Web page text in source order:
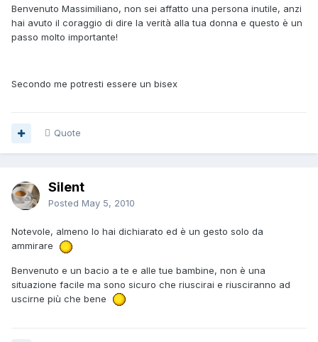
Benvenuto Massimiliano, non sei affatto una persona inutile, anzi
hai avuto il coraggio di dire la verità alla tua donna e questo è un
passo molto importante!
Secondo me potresti essere un bisex
Quote
Silent
Posted May 5, 2010
Notevole, almeno lo hai dichiarato ed è un gesto solo da
ammirare
Benvenuto e un bacio a te e alle tue bambine, non è una
situazione facile ma sono sicuro che riuscirai e riusciranno ad
uscirne più che bene